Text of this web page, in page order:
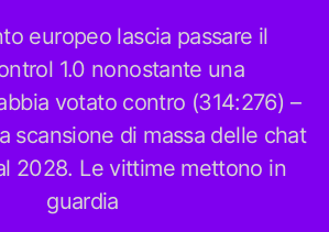
europeo lascia passare il
1.0 nonostante una
votato contro (314:276) –
scansione di massa delle chat
2028. Le vittime mettono in
guardia